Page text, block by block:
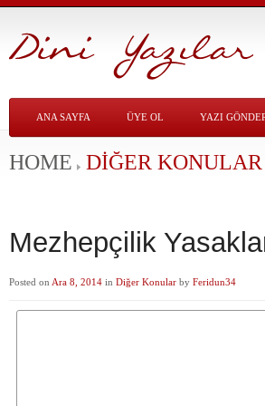
ANA SAYFA ÜYE OL YAZI
HOME DIĞER KONULAR
Mezhepçilik
Posted on Ara 8, 2014 in Diğer Konular by Feridun34